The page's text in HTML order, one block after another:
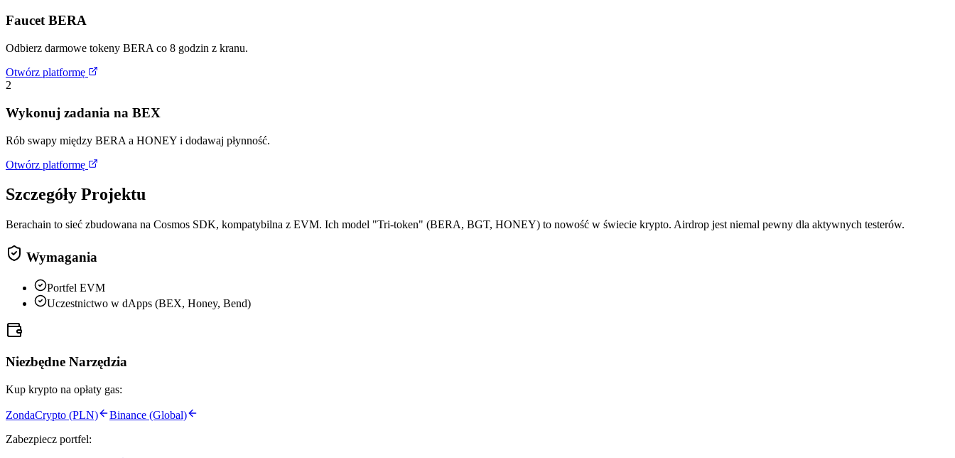
Faucet BERA
Odbierz darmowe tokeny BERA co 8 godzin z kranu.
Otwórz platformę
2
Wykonuj zadania na BEX
Rób swapy między BERA a HONEY i dodawaj płynność.
Otwórz platformę
Szczegóły Projektu
Berachain to sieć zbudowana na Cosmos SDK, kompatybilna z EVM. Ich model "Tri-token" (BERA, BGT, HONEY) to nowość w świecie krypto. Airdrop jest niemal pewny dla aktywnych testerów.
Wymagania
Portfel EVM
Uczestnictwo w dApps (BEX, Honey, Bend)
Niezbędne Narzędzia
Kup krypto na opłaty gas:
ZondaCrypto (PLN)
Binance (Global)
Zabezpiecz portfel: